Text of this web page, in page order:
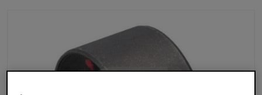
Refroidissement & chauffage
Pièces moteur & accessoires